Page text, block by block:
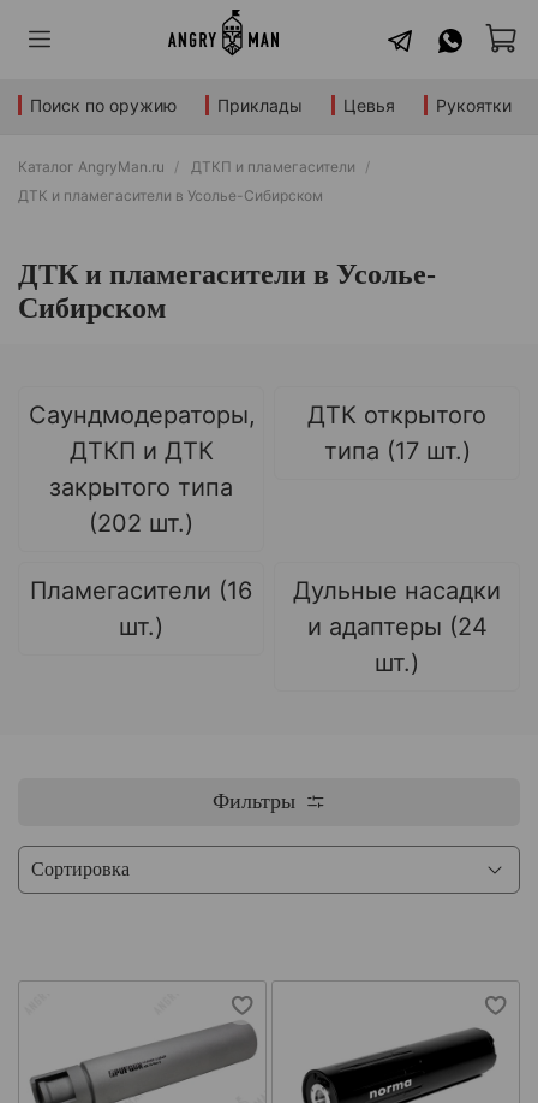
Поиск по оружию Приклады Цевья Рукоятки
Каталог AngryMan.ru
ДТКП и пламегасители
ДТК и пламегасители в Усолье-Сибирском
ДТК и пламегасители в Усолье-
Сибирском
Саундмодераторы,
ДТКП и ДТК
закрытого типа
(202 шт.)
ДТК открытого
типа (17 шт.)
Пламегасители (16
шт.)
Дульные насадки
и адаптеры (24
шт.)
Фильтры